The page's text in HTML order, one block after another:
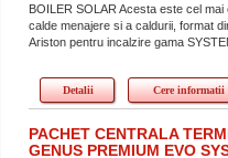
BOILER SOLAR Acesta este cel
calde menajere si a caldurii, format
Ariston pentru incalzire gama
Detalii Cere informatii
PACHET CENTRALA
GENUS PREMIUM EVO